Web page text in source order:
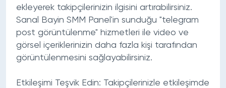
ekleyerek takipçilerinizin ilgisini artırabilirsiniz.
Sanal Bayin SMM Panel'in sunduğu "telegram
post görüntülenme" hizmetleri ile video ve
görsel içeriklerinizin daha fazla kişi tarafından
görüntülenmesini sağlayabilirsiniz.
Etkileşimi Teşvik Edin: Takipçilerinizle etkileşimde